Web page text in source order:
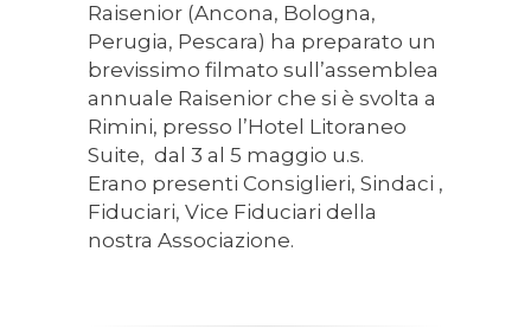
Raisenior (Ancona, Bologna,
Perugia, Pescara) ha preparato un
brevissimo filmato sull’assemblea
annuale Raisenior che si è svolta a
Rimini, presso l’Hotel Litoraneo
Suite, dal 3 al 5 maggio u.s.
Erano presenti Consiglieri, Sindaci ,
Fiduciari, Vice Fiduciari della
nostra Associazione.